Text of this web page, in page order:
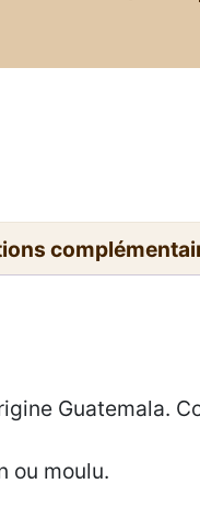
Guatemala.
ou moulu.